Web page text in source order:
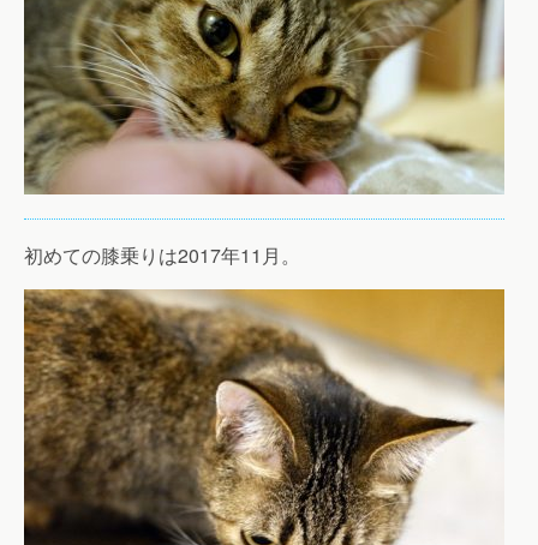
初めての膝乗りは2017年11月。